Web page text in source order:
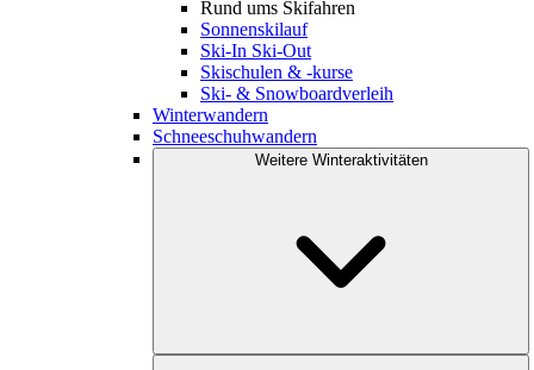
Rund ums Skifahren
Sonnenskilauf
Ski-In Ski-Out
Skischulen & -kurse
Ski- & Snowboardverleih
Winterwandern
Schneeschuhwandern
Weitere Winteraktivitäten